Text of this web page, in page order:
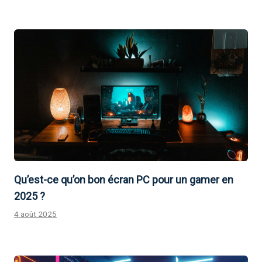
Qu’est-ce qu’on bon écran PC pour un gamer en
2025 ?
4 août 2025